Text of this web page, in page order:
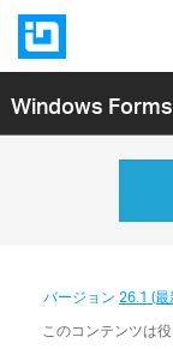
Windows Forms
バージョン26.1 (
このコンテンツは